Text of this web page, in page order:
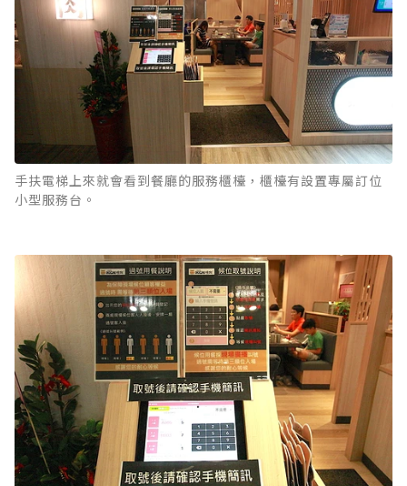
手扶電梯上來就會看到餐廳的服務櫃檯，櫃檯有設置專屬訂位
小型服務台。